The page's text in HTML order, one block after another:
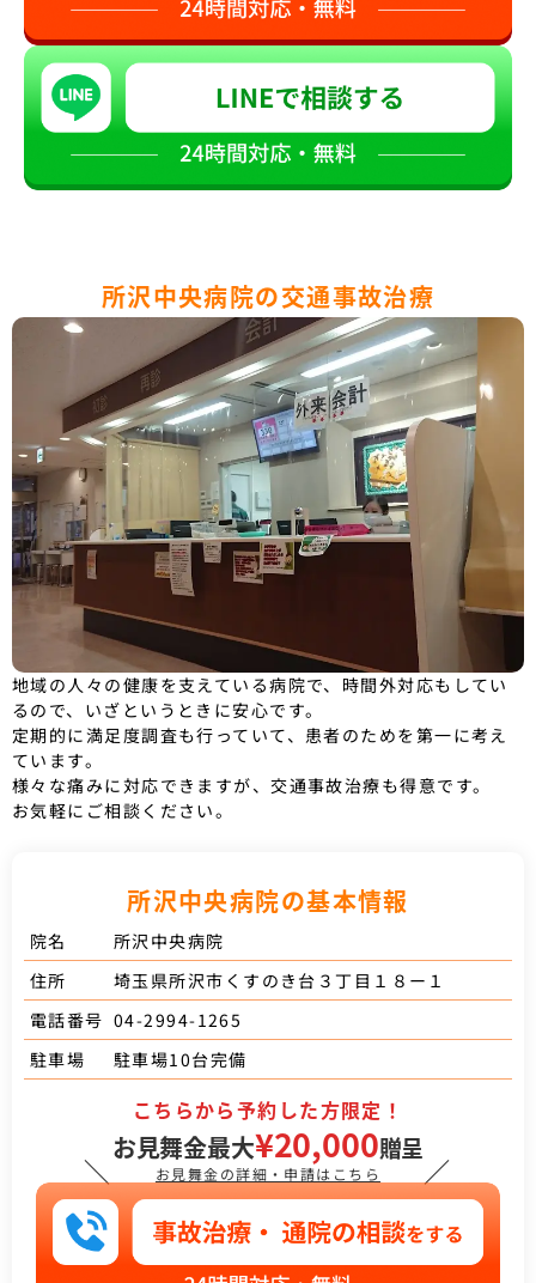
所沢中央病院の交通事故治療
地域の人々の健康を支えている病院で、時間外対応もしてい
るので、いざというときに安心です。
定期的に満足度調査も行っていて、患者のためを第一に考え
ています。
様々な痛みに対応できますが、交通事故治療も得意です。
お気軽にご相談ください。
所沢中央病院の基本情報
院名
所沢中央病院
住所
埼玉県所沢市くすのき台３丁目１８ー１
電話番号 04-2994-1265
駐車場
駐車場10台完備
＼
こちらから予約した方限定！
お見舞金最大¥20,000贈呈
お見舞金の詳細・申請はこちら ／